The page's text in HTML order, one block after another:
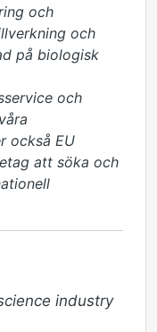
och
och
på biologisk
och
också EU
att söka och
industry